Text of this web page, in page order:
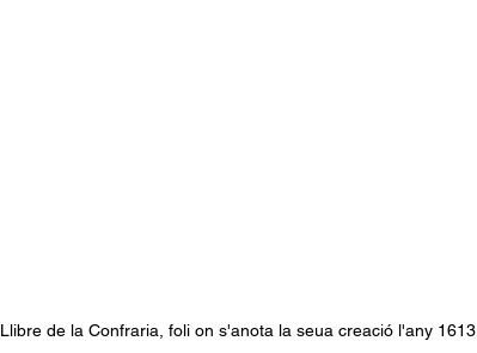
Llibre de la Confraria, foli on s'anota la seua creació l'any 1613.